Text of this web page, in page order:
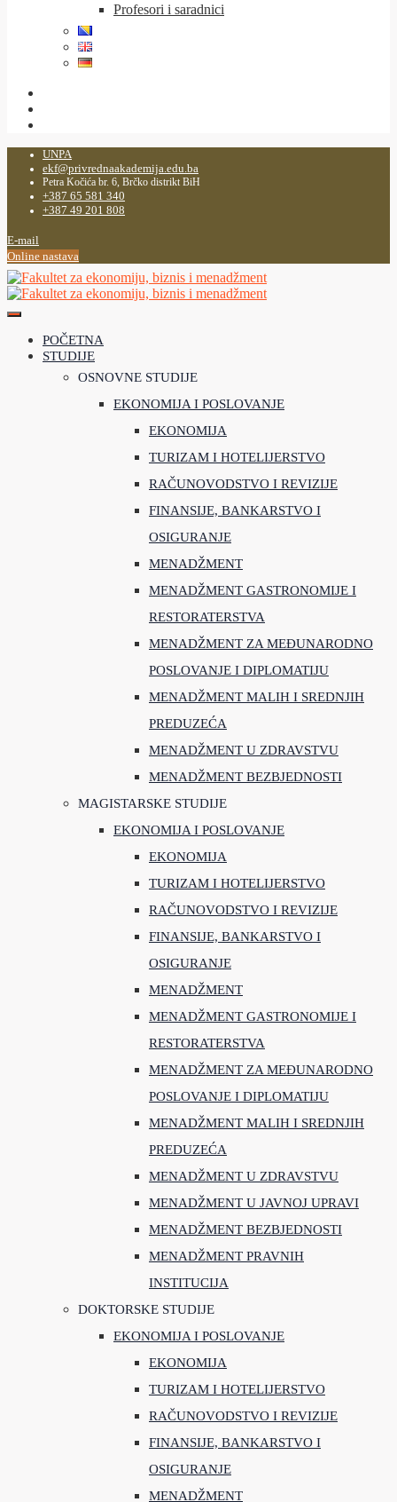
Profesori i saradnici
UNPA
ekf@privrednaakademija.edu.ba
Petra Kočića br. 6, Brčko distrikt BiH
+387 65 581 340
+387 49 201 808
E-mail
Online nastava
POČETNA
STUDIJE
OSNOVNE STUDIJE
EKONOMIJA I POSLOVANJE
EKONOMIJA
TURIZAM I HOTELIJERSTVO
RAČUNOVODSTVO I REVIZIJE
FINANSIJE, BANKARSTVO I
OSIGURANJE
MENADŽMENT
MENADŽMENT GASTRONOMIJE I
RESTORATERSTVA
MENADŽMENT ZA MEĐUNARODNO
POSLOVANJE I DIPLOMATIJU
MENADŽMENT MALIH I SREDNJIH
PREDUZEĆA
MENADŽMENT U ZDRAVSTVU
MENADŽMENT BEZBJEDNOSTI
MAGISTARSKE STUDIJE
EKONOMIJA I POSLOVANJE
EKONOMIJA
TURIZAM I HOTELIJERSTVO
RAČUNOVODSTVO I REVIZIJE
FINANSIJE, BANKARSTVO I
OSIGURANJE
MENADŽMENT
MENADŽMENT GASTRONOMIJE I
RESTORATERSTVA
MENADŽMENT ZA MEĐUNARODNO
POSLOVANJE I DIPLOMATIJU
MENADŽMENT MALIH I SREDNJIH
PREDUZEĆA
MENADŽMENT U ZDRAVSTVU
MENADŽMENT U JAVNOJ UPRAVI
MENADŽMENT BEZBJEDNOSTI
MENADŽMENT PRAVNIH
INSTITUCIJA
DOKTORSKE STUDIJE
EKONOMIJA I POSLOVANJE
EKONOMIJA
TURIZAM I HOTELIJERSTVO
RAČUNOVODSTVO I REVIZIJE
FINANSIJE, BANKARSTVO I
OSIGURANJE
MENADŽMENT